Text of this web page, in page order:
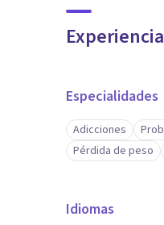
Experiencia
Especialidades
Adicciones
Pérdida de peso
Idiomas